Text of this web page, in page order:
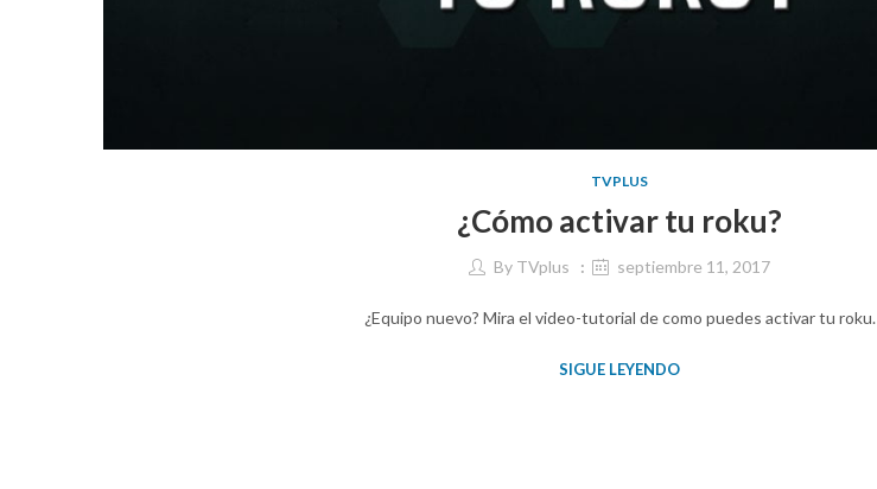
TVPLUS
¿Cómo activar tu roku?
By TVplus septiembre 11, 2017
¿Equipo nuevo? Mira el video-tutorial de como puedes activar tu roku.
SIGUE LEYENDO